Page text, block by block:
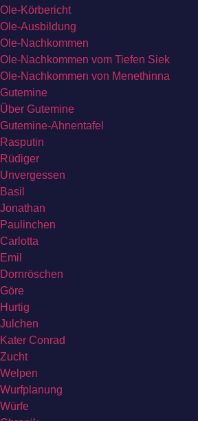
Ole-Körbericht
Ole-Ausbildung
Ole-Nachkommen
Ole-Nachkommen vom Tiefen Siek
Ole-Nachkommen von Menethinna
Gutemine
Über Gutemine
Gutemine-Ahnentafel
Rasputin
Rüdiger
Unvergessen
Basil
Jonathan
Paulinchen
Carlotta
Emil
Dornröschen
Göre
Hurtig
Julchen
Kater Conrad
Zucht
Welpen
Wurfplanung
Würfe